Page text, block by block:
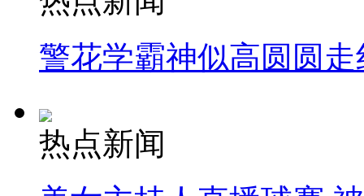
警花学霸神似高圆圆走
热点新闻